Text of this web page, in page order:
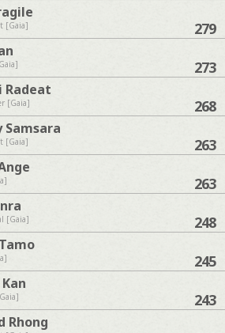
[Gaia] 279
273
Radeat
[Gaia] 268
Samsara
[Gaia] 263
263
[Gaia] 248
245
243
Rhong